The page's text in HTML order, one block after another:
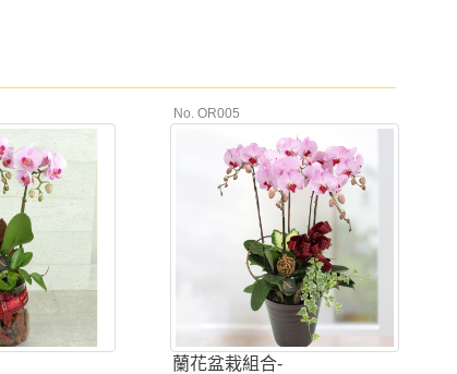
No. OR005
蘭花盆栽組合-